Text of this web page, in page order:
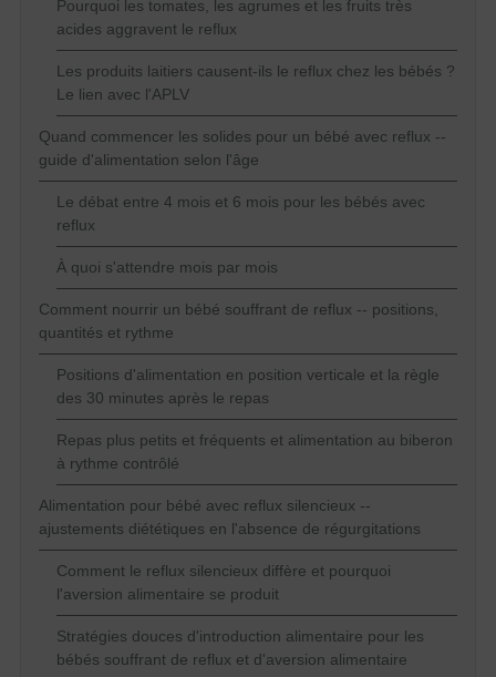
Pourquoi les tomates, les agrumes et les fruits très
acides aggravent le reflux
Les produits laitiers causent-ils le reflux chez les bébés ?
Le lien avec l'APLV
Quand commencer les solides pour un bébé avec reflux --
guide d'alimentation selon l'âge
Le débat entre 4 mois et 6 mois pour les bébés avec
reflux
À quoi s'attendre mois par mois
Comment nourrir un bébé souffrant de reflux -- positions,
quantités et rythme
Positions d'alimentation en position verticale et la règle
des 30 minutes après le repas
Repas plus petits et fréquents et alimentation au biberon
à rythme contrôlé
Alimentation pour bébé avec reflux silencieux --
ajustements diététiques en l'absence de régurgitations
Comment le reflux silencieux diffère et pourquoi
l'aversion alimentaire se produit
Stratégies douces d'introduction alimentaire pour les
bébés souffrant de reflux et d'aversion alimentaire